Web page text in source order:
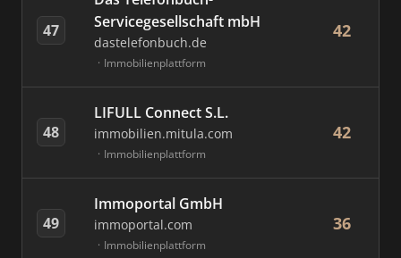
47
Servicegesellschaft mbH
dastelefonbuch.de
Immobilienplattform
42
48
LIFULL Connect S.L.
immobilien.mitula.com
Immobilienplattform
42
49
Immoportal GmbH
immoportal.com
Immobilienplattform
36